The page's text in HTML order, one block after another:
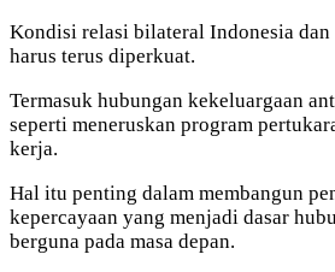
Kondisi relasi bilateral Indonesia
harus terus diperkuat.
Termasuk hubungan kekeluargaan
seperti meneruskan program
kerja.
Hal itu penting dalam membangun
kepercayaan yang menjadi dasar
berguna pada masa depan.